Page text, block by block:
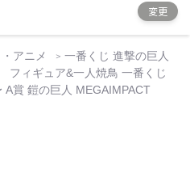
変更
アニメ
一番くじ 進撃の巨人
ィギュア&一人焼鳥 一番くじ
賞 鎧の巨人 MEGAIMPACT